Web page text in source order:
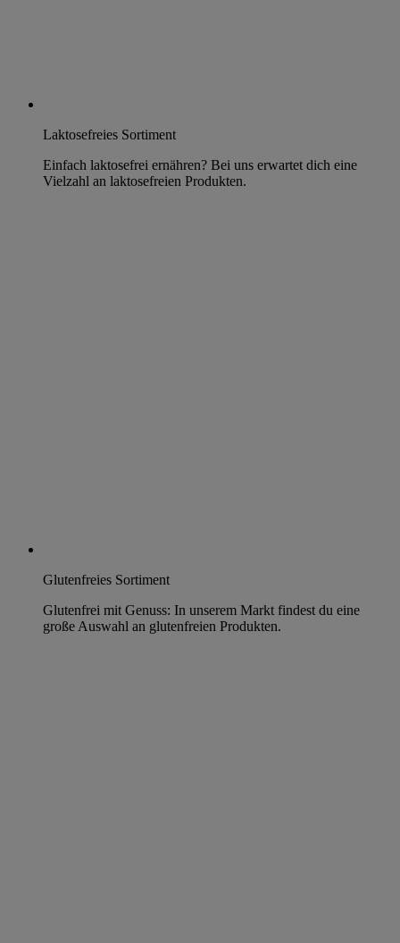
Laktosefreies Sortiment
Einfach laktosefrei ernähren? Bei uns erwartet dich eine
Vielzahl an laktosefreien Produkten.
Glutenfreies Sortiment
Glutenfrei mit Genuss: In unserem Markt findest du eine
große Auswahl an glutenfreien Produkten.